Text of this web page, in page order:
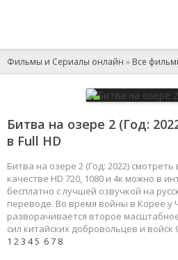
Фильмы и Сериалы онлайн » Все
Битва на озере 2 (Год:
в Full HD
Битва на озере 2 (Год: 2022)
качестве HD 720, 1080 и 4к можно в
бесплатно с лучшей озвучкой на
переводе. Во время войны в Корее у
разворачивается второе
сил китайских добровольцев и
1 23 45 67 8